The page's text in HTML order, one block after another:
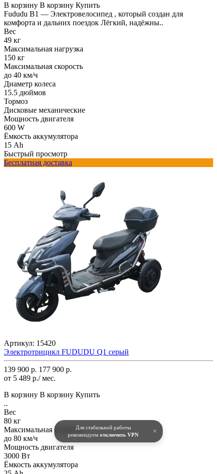
Для стабильной работы
рекомендуем отключить VPN ×
В корзину В корзину Купить
Fududu B1 — Электровелосипед , который создан для
комфорта и дальних поездок Лёгкий, надёжны..
Вес
49 кг
Максимальная нагрузка
150 кг
Максимальная скорость
до 40 км/ч
Диаметр колеса
15.5 дюймов
Тормоз
Дисковые механические
Мощность двигателя
600 W
Ёмкость аккумулятора
15 Ah
Быстрый просмотр
Бесплатная доставка
Артикул: 15420
Электротрицикл FUDUDU Q1 серый
139 900 р. 177 900 р.
от 5 489 р./ мес.
В корзину В корзину Купить
..
Вес
80 кг
Максимальная скорость
до 80 км/ч
Мощность двигателя
3000 Вт
Ёмкость аккумулятора